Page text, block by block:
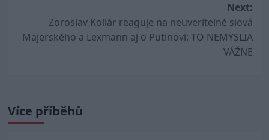
Next:
Zoroslav Kollár reaguje na neuveriteľné slová
Majerského a Lexmann aj o Putinovi: TO NEMYSLIA
VÁŽNE
Více příběhů